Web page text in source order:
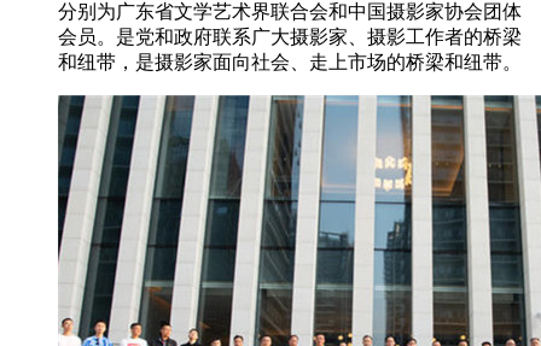
分别为广东省文学艺术界联合会和中国摄影家协会团体
会员。是党和政府联系广大摄影家、摄影工作者的桥梁
和纽带，是摄影家面向社会、走上市场的桥梁和纽带。